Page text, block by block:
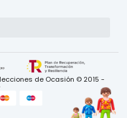
de Ocasión © 2015 -